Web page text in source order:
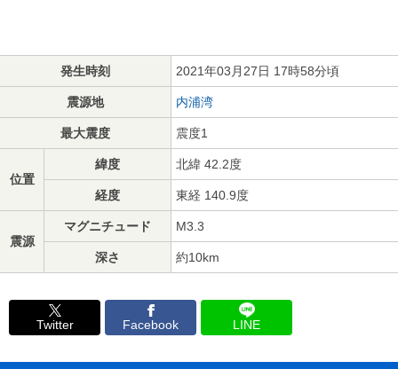
発生時刻 2021年03月27日 17時58分頃
震源地 内浦湾
最大震度 震度1
位置
緯度 北緯 42.2度
経度 東経 140.9度
震源
マグニチュード M3.3
深さ 約10km
Twitter Facebook LINE